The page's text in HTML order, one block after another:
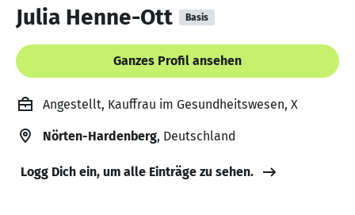
Julia Henne-Ott Basis
Ganzes Profil ansehen
Angestellt, Kauffrau im Gesundheitswesen, X
Nörten-Hardenberg, Deutschland
Logg Dich ein, um alle Einträge zu sehen.